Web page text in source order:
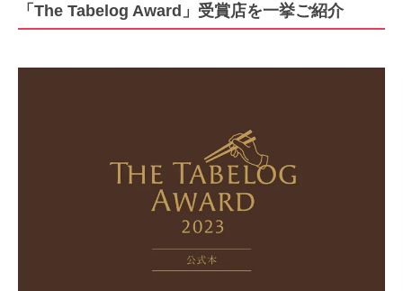
「The Tabelog Award」受賞店を一挙ご紹介